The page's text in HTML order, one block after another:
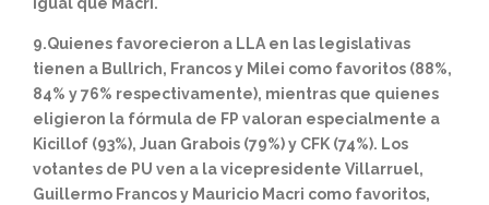
igual que Macri.
9.Quienes favorecieron a LLA en las legislativas
tienen a Bullrich, Francos y Milei como favoritos (88%,
84% y 76% respectivamente), mientras que quienes
eligieron la fórmula de FP valoran especialmente a
Kicillof (93%), Juan Grabois (79%) y CFK (74%). Los
votantes de PU ven a la vicepresidente Villarruel,
Guillermo Francos y Mauricio Macri como favoritos,